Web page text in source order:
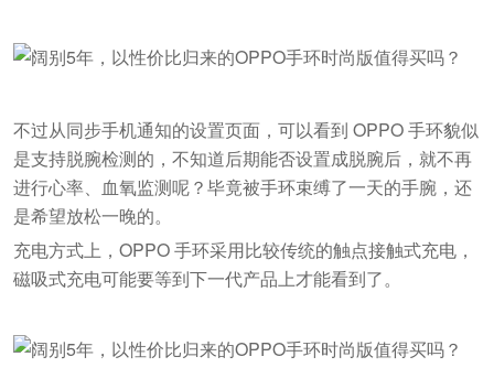
不过从同步手机通知的设置页面，可以看到 OPPO 手环貌似
是支持脱腕检测的，不知道后期能否设置成脱腕后，就不再
进行心率、血氧监测呢？毕竟被手环束缚了一天的手腕，还
是希望放松一晚的。
充电方式上，OPPO 手环采用比较传统的触点接触式充电，
磁吸式充电可能要等到下一代产品上才能看到了。